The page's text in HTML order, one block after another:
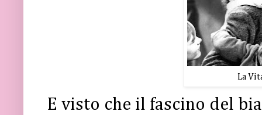
La
E visto che il fascino del